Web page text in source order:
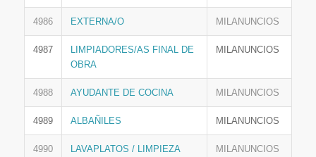
4986 EXTERNA/O MILANUNCIOS
4987
LIMPIADORES/AS FINAL DE
OBRA
MILANUNCIOS
4988 AYUDANTE DE COCINA MILANUNCIOS
4989 ALBAÑILES MILANUNCIOS
4990
LAVAPLATOS / LIMPIEZA
MILANUNCIOS